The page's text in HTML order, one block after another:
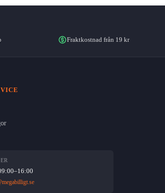
Fraktkostnad från 19 kr